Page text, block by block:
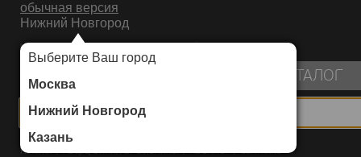
обычная версия
Нижний Новгород
Выберите Ваш город
Москва
Нижний Новгород
Казань
ИНТЕРНЕТ-МАГАЗИН НАПОЛЬНЫХ ПОКРЫТИЙ
КАТАЛОГ
Каталог/Кварц-винил SPC ламинат/ABERHOF/Carmelita